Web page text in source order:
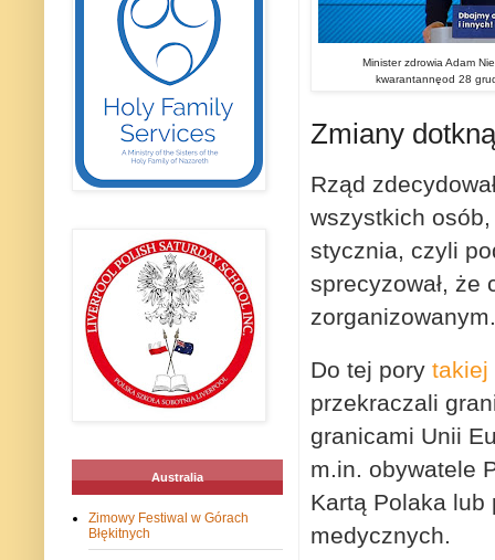
Minister zdrowia Adam
kwarantannęod 28
Zmiany
Rząd
wszystkich
stycznia, czyli
sprecyzował, że
zorganizowanym.
Do tej pory takiej
przekraczali
granicami Unii
m.in. obywatele
Kartą Polaka lub
medycznych.
Australia
Zimowy Festiwal w Górach
Błękitnych